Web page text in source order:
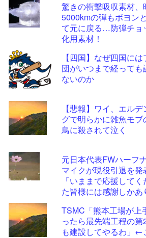
驚きの衝撃吸収素材、
5000kmの弾もボヨン
て元に戻る…防弾チョ
化用素材！
【四国】なぜ四国に
団がいつまで経っても
ないのか
【悲報】ワイ、エル
グで明らかに雑魚モブ
鳥に殺されて泣く
元日本代表FWハーフ
マイクが現役引退を
「いままで応援してく
た皆様には感謝しかあ
TSMC「熊本工場が上
ったら最先端工程の第
も建設してやるわ」←